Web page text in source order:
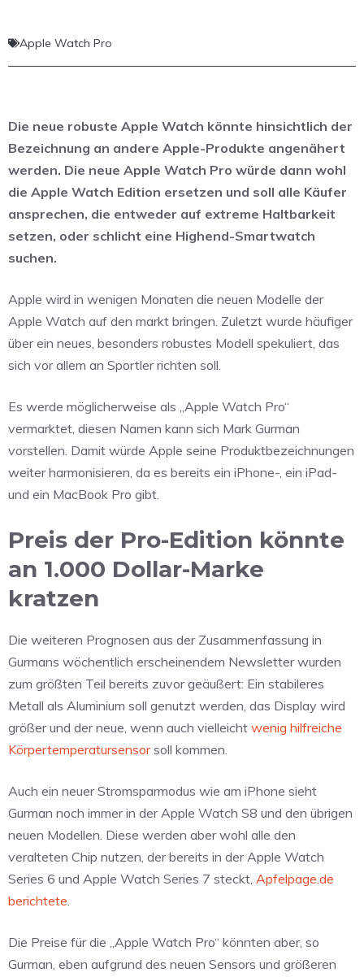
Apple Watch Pro
Die neue robuste Apple Watch könnte hinsichtlich der
Bezeichnung an andere Apple-Produkte angenähert
werden. Die neue Apple Watch Pro würde dann wohl
die Apple Watch Edition ersetzen und soll alle Käufer
ansprechen, die entweder auf extreme Haltbarkeit
setzen, oder schlicht eine Highend-Smartwatch
suchen.
Apple wird in wenigen Monaten die neuen Modelle der
Apple Watch auf den markt bringen. Zuletzt wurde häufiger
über ein neues, besonders robustes Modell spekuliert, das
sich vor allem an Sportler richten soll.
Es werde möglicherweise als „Apple Watch Pro“
vermarktet, diesen Namen kann sich Mark Gurman
vorstellen. Damit würde Apple seine Produktbezeichnungen
weiter harmonisieren, da es bereits ein iPhone-, ein iPad-
und ein MacBook Pro gibt.
Preis der Pro-Edition könnte
an 1.000 Dollar-Marke
kratzen
Die weiteren Prognosen aus der Zusammenfassung in
Gurmans wöchentlich erscheinendem Newsletter wurden
zum größten Teil bereits zuvor geäußert: Ein stabileres
Metall als Aluminium soll genutzt werden, das Display wird
größer und der neue, wenn auch vielleicht wenig hilfreiche
Körpertemperatursensorsoll kommen.
Auch ein neuer Stromsparmodus wie am iPhone sieht
Gurman noch immer in der Apple Watch S8 und den übrigen
neuen Modellen. Diese werden aber wohl alle den
veralteten Chip nutzen, der bereits in der Apple Watch
Series 6 und Apple Watch Series 7 steckt, Apfelpage.de
berichtete
Die Preise für die „Apple Watch Pro“ könnten aber, so
Gurman, eben aufgrund des neuen Sensors und größeren